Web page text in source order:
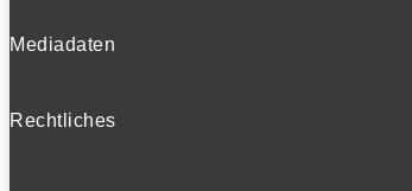
Mediadaten
Rechtliches